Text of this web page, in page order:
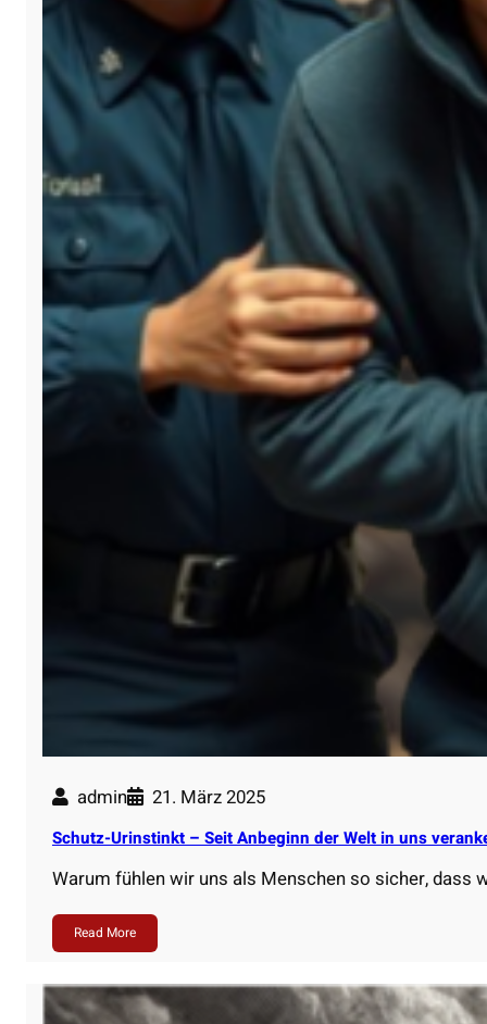
admin 21. März 2025
Schutz-Urinstinkt – Seit Anbeginn der Welt in uns
Warum fühlen wir uns als Menschen so sicher, dass
Read More